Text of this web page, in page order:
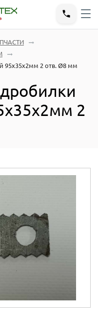
95х35х2мм 2 отв. Ø8 мм
2